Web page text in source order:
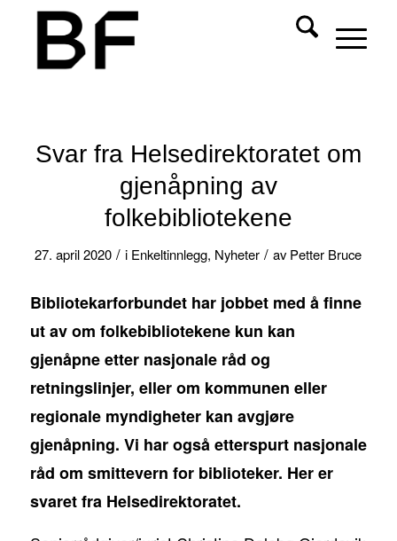
Svar fra Helsedirektoratet om
gjenåpning av
folkebibliotekene
27. april 2020 / i Enkeltinnlegg, Nyheter / av Petter Bruce
Bibliotekarforbundet har jobbet med å finne
ut av om folkebibliotekene kun kan
gjenåpne etter nasjonale råd og
retningslinjer, eller om kommunen eller
regionale myndigheter kan avgjøre
gjenåpning. Vi har også etterspurt nasjonale
råd om smittevern for biblioteker. Her er
svaret fra Helsedirektoratet.